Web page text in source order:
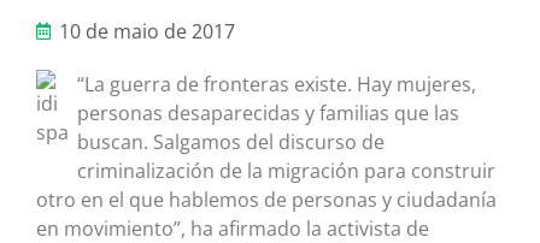
10 de maio de 2017
“La guerra de fronteras existe. Hay mujeres,
personas desaparecidas y familias que las
buscan. Salgamos del discurso de
criminalización de la migración para construir
otro en el que hablemos de personas y ciudadanía
en movimiento”, ha afirmado la activista de